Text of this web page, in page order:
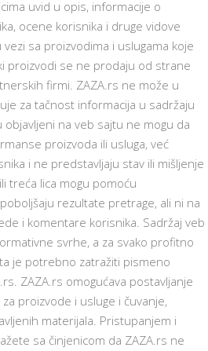
uvid u opis, informacije o
ocene korisnika i druge vidove
sa proizvodima i uslugama koje
proizvodi se ne prodaju od strane
firmi. ZAZA.rs ne može u
za tačnost informacija u sadržaju
na veb sajtu ne mogu da
proizvoda ili usluga, već
i ne predstavljaju stav ili mišljenje
treća lica mogu pomoću
rezultate pretrage, ali ni na
i komentare korisnika. Sadržaj veb
svrhe, a za svako profitno
je potrebno zatražiti pismeno
ZAZA.rs omogućava postavljanje
proizvode i usluge i čuvanje,
materijala. Pristupanjem i
sa činjenicom da ZAZA.rs ne